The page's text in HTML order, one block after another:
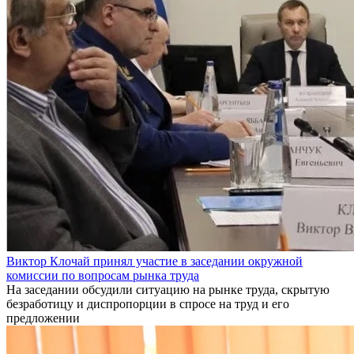
Виктор Клочай принял участие в заседании окружной
комиссии по вопросам рынка труда
На заседании обсудили ситуацию на рынке труда, скрытую
безработицу и диспропорции в спросе на труд и его
предложении